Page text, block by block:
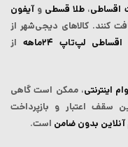
اقساطی، طلا قسطی و آیفون
کالاهای دیجی‌شهر از
لپ‌تاپ‌ ۲۴ماهه
از
وام اینترنتی، ممکن است گاهی
سقف اعتبار و بازپرداخت
آنلاین بدون ضامن است.